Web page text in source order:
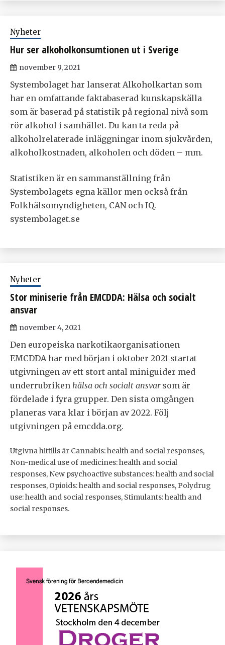
Nyheter
Hur ser alkoholkonsumtionen ut i Sverige
november 9, 2021
Systembolaget har lanserat Alkoholkartan som
har en omfattande faktabaserad kunskapskälla
som är baserad på statistik på regional nivå som
rör alkohol i samhället. Du kan ta reda på
alkoholrelaterade inläggningar inom sjukvården,
alkoholkostnaden, alkoholen och döden – mm.
Statistiken är en sammanställning från
Systembolagets egna källor men också från
Folkhälsomyndigheten, CAN och IQ.
systembolaget.se
Nyheter
Stor miniserie från EMCDDA: Hälsa och socialt
ansvar
november 4, 2021
Den europeiska narkotikaorganisationen
EMCDDA har med början i oktober 2021 startat
utgivningen av ett stort antal miniguider med
underrubriken hälsa och socialt ansvarsom är
fördelade i fyra grupper. Den sista omgången
planeras vara klar i början av 2022. Följ
utgivningen på emcdda.org.
Utgivna hittills är Cannabis: health and social responses,
Non-medical use of medicines: health and social
responses, New psychoactive substances: health and social
responses, Opioids: health and social responses, Polydrug
use: health and social responses, Stimulants: health and
social responses.